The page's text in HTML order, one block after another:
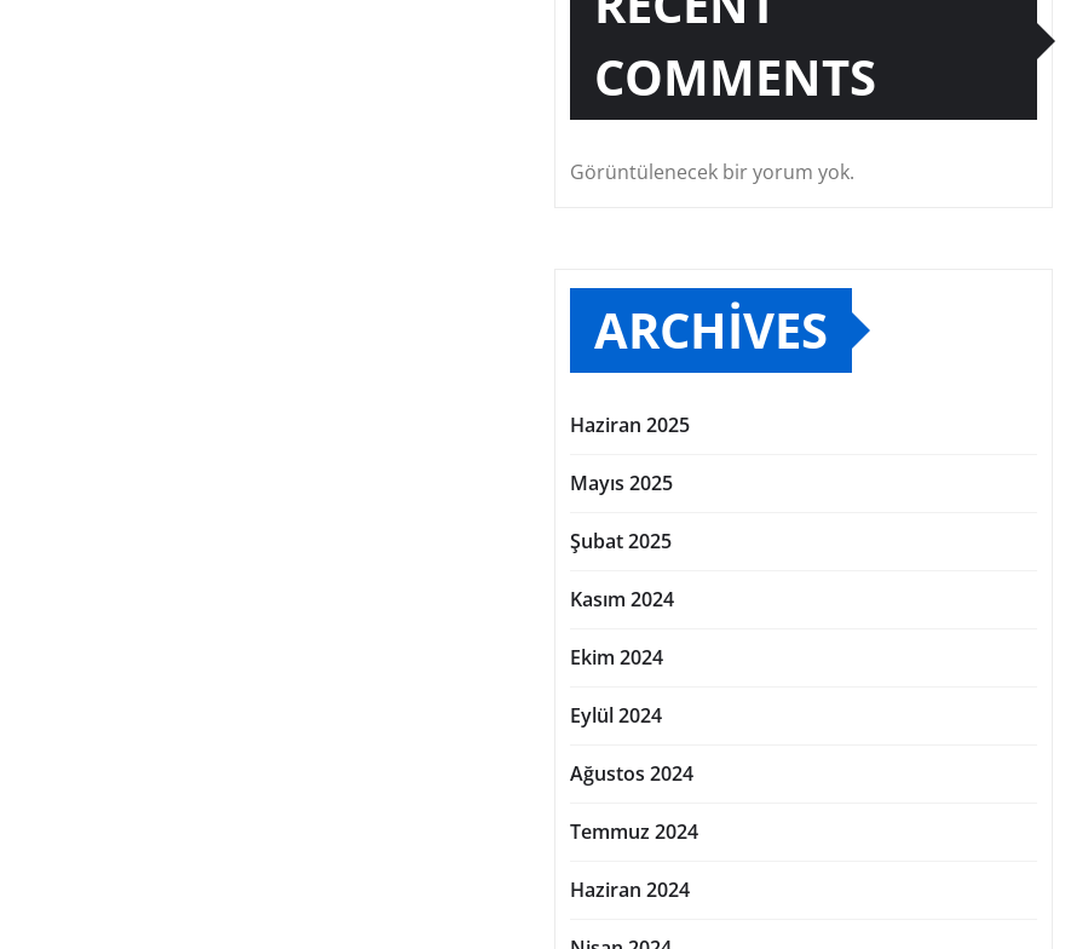
COMMENTS
Görüntülenecek bir yorum yok.
ARCHIVES
Haziran 2025
Mayıs 2025
Şubat 2025
Kasım 2024
Ekim 2024
Eylül 2024
Ağustos 2024
Temmuz 2024
Haziran 2024